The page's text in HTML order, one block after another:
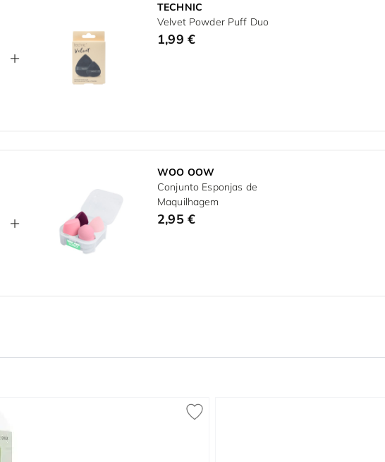
TECHNIC
Velvet Powder Puff Duo
1,99 €
WOO OOW
Conjunto Esponjas de
Maquilhagem
2,95 €